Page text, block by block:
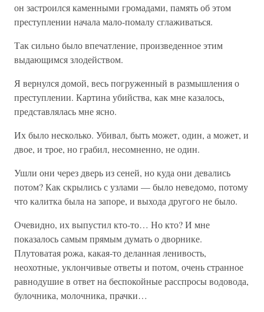
он застроился каменными громадами, память об этом
преступлении начала мало-помалу сглаживаться.
Так сильно было впечатление, произведенное этим
выдающимся злодейством.
Я вернулся домой, весь погруженный в размышления о
преступлении. Картина убийства, как мне казалось,
представлялась мне ясно.
Их было несколько. Убивал, быть может, один, а может, и
двое, и трое, но грабил, несомненно, не один.
Ушли они через дверь из сеней, но куда они девались
потом? Как скрылись с узлами — было неведомо, потому
что калитка была на запоре, и выхода другого не было.
Очевидно, их выпустил кто-то… Но кто? И мне
показалось самым прямым думать о дворнике.
Плутоватая рожа, какая-то деланная ленивость,
неохотные, уклончивые ответы и потом, очень странное
равнодушие в ответ на беспокойные расспросы водовода,
булочника, молочника, прачки…